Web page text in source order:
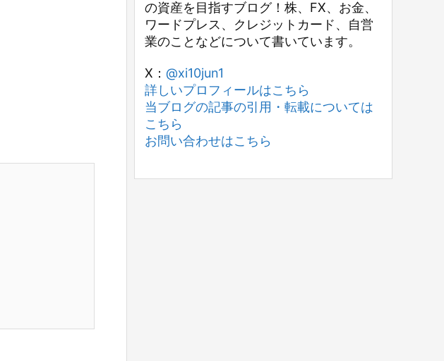
の資産を目指すブログ！株、FX、お金、
ワードプレス、クレジットカード、自営
業のことなどについて書いています。
X： @xi10jun1
詳しいプロフィールはこちら
当ブログの記事の引用・転載については
こちら
お問い合わせはこちら